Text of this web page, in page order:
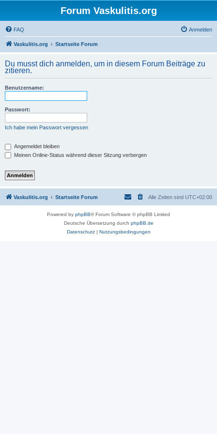
Forum Vaskulitis.org
FAQ Anmelden
Vaskulitis.org Startseite Forum
Du musst dich anmelden, um in diesem Forum Beiträge zu
zitieren.
Benutzername:
Passwort:
Ich habe mein Passwort vergessen
Angemeldet bleiben
Meinen Online-Status während dieser Sitzung verbergen
Vaskulitis.org Startseite Forum Alle Zeiten sind UTC+02:00
Powered by phpBB® Forum Software © phpBB Limited
Deutsche Übersetzung durch phpBB.de
Datenschutz| Nutzungsbedingungen